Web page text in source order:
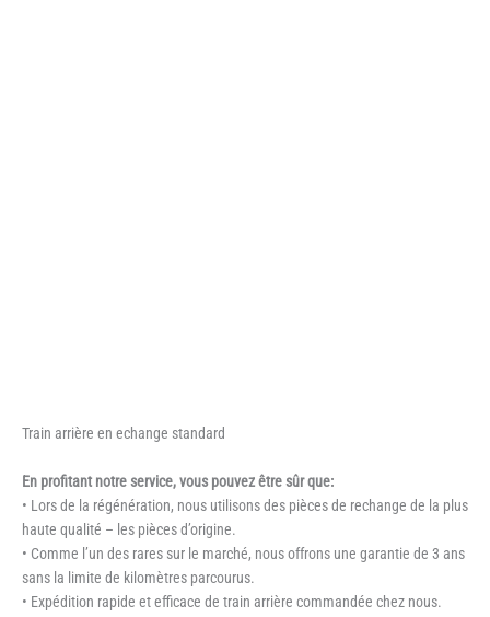
Train arrière en echange standard
En profitant notre service, vous pouvez être sûr que:
• Lors de la régénération, nous utilisons des pièces de rechange de la plus
haute qualité – les pièces d’origine.
• Comme l’un des rares sur le marché, nous offrons une garantie de 3 ans
sans la limite de kilomètres parcourus.
• Expédition rapide et efficace de train arrière commandée chez nous.